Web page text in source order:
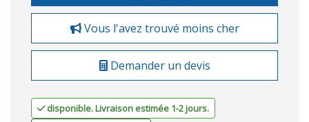
Vous l'avez trouvé moins cher
Demander un devis
disponible. Livraison estimée 1-2 jours.